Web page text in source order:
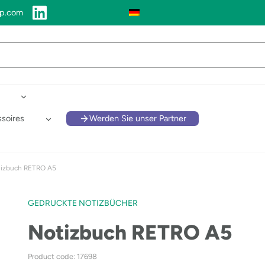
Werden Sie unser Partner
RETRO A5
GEDRUCKTE NOTIZBÜCHER
Notizbuch RETRO A5
Product code: 17698